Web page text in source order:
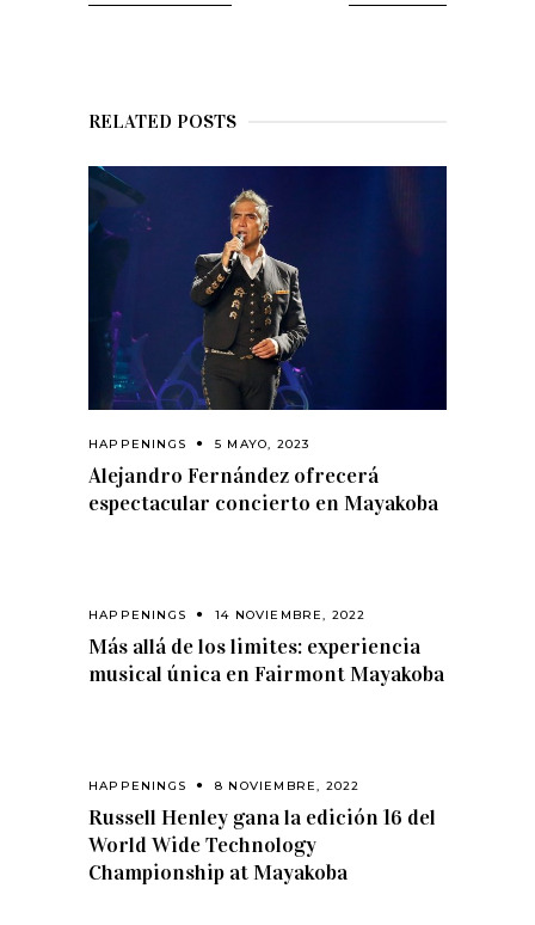
RELATED POSTS
HAPPENINGS 5 MAYO, 2023
Alejandro Fernández ofrecerá
espectacular concierto en Mayakoba
HAPPENINGS 14 NOVIEMBRE, 2022
Más allá de los limites: experiencia
musical única en Fairmont Mayakoba
HAPPENINGS 8 NOVIEMBRE, 2022
Russell Henley gana la edición 16 del
World Wide Technology
Championship at Mayakoba